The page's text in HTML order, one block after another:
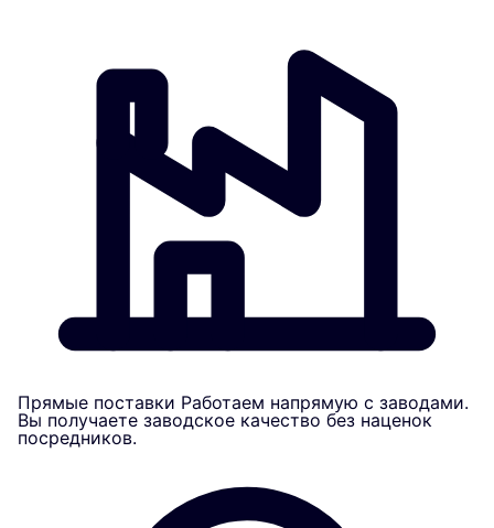
Прямые поставки Работаем напрямую с заводами.
Вы получаете заводское качество без наценок
посредников.